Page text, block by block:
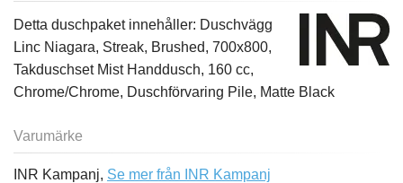
Detta duschpaket innehåller: Duschvägg
Linc Niagara, Streak, Brushed, 700x800,
Takduschset Mist Handdusch, 160 cc,
Chrome/Chrome, Duschförvaring Pile, Matte Black
Varumärke
INR Kampanj, Se mer från INR Kampanj